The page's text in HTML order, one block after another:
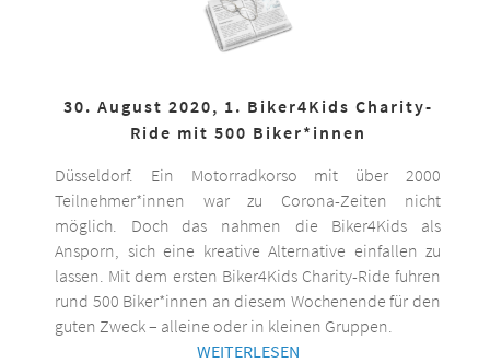
30. August 2020, 1. Biker4Kids Charity-
Ride mit 500 Biker*innen
Düsseldorf. Ein Motorradkorso mit über 2000
Teilnehmer*innen war zu Corona-Zeiten nicht
möglich. Doch das nahmen die Biker4Kids als
Ansporn, sich eine kreative Alternative einfallen zu
lassen. Mit dem ersten Biker4Kids Charity-Ride fuhren
rund 500 Biker*innen an diesem Wochenende für den
guten Zweck – alleine oder in kleinen Gruppen.
WEITERLESEN